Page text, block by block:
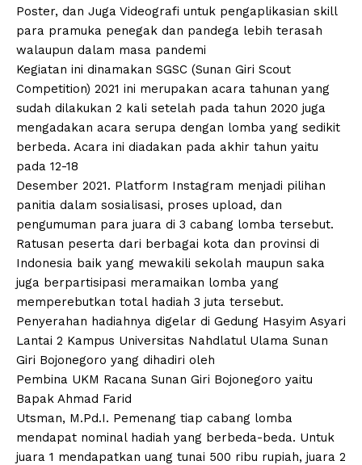
Poster, dan Juga Videografi untuk pengaplikasian skill
para pramuka penegak dan pandega lebih terasah
walaupun dalam masa pandemi
Kegiatan ini dinamakan SGSC (Sunan Giri Scout
Competition) 2021 ini merupakan acara tahunan yang
sudah dilakukan 2 kali setelah pada tahun 2020 juga
mengadakan acara serupa dengan lomba yang sedikit
berbeda. Acara ini diadakan pada akhir tahun yaitu
pada 12-18
Desember 2021. Platform Instagram menjadi pilihan
panitia dalam sosialisasi, proses upload, dan
pengumuman para juara di 3 cabang lomba tersebut.
Ratusan peserta dari berbagai kota dan provinsi di
Indonesia baik yang mewakili sekolah maupun saka
juga berpartisipasi meramaikan lomba yang
memperebutkan total hadiah 3 juta tersebut.
Penyerahan hadiahnya digelar di Gedung Hasyim Asyari
Lantai 2 Kampus Universitas Nahdlatul Ulama Sunan
Giri Bojonegoro yang dihadiri oleh
Pembina UKM Racana Sunan Giri Bojonegoro yaitu
Bapak Ahmad Farid
Utsman, M.Pd.I. Pemenang tiap cabang lomba
mendapat nominal hadiah yang berbeda-beda. Untuk
juara 1 mendapatkan uang tunai 500 ribu rupiah, juara 2